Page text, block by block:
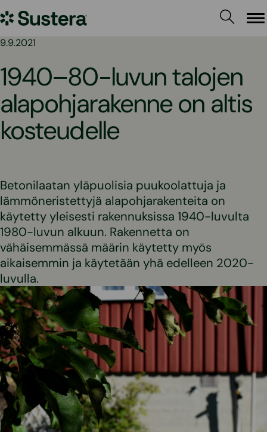
sisältöön
Sustera
9.9.2021
1940–80-luvun talojen
alapohjarakenne on altis
kosteudelle
Betonilaatan yläpuolisia puukoolattuja ja
lämmöneristettyjä alapohjarakenteita on
käytetty yleisesti rakennuksissa 1940-luvulta
1980-luvun alkuun. Rakennetta on
vähäisemmässä määrin käytetty myös
aikaisemmin ja käytetään yhä edelleen 2020-
luvulla.